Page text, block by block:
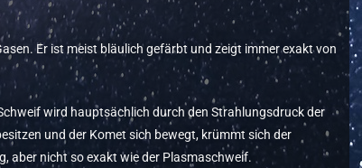
Er ist meist bläulich gefärbt und zeigt immer exakt von
wird hauptsächlich durch den Strahlungsdruck der
und der Komet sich bewegt, krümmt sich der
aber nicht so exakt wie der Plasmaschweif.